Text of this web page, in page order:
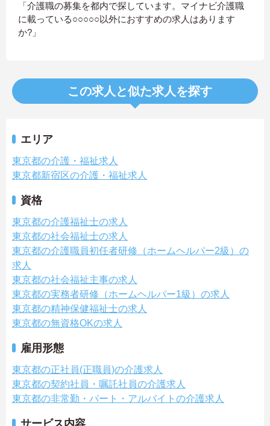
「介護職の募集を都内で探しています。マイナビ介護職
に載っている○○○○○以外におすすめの求人はあります
か?」
この求人と似た求人を探す
エリア
東京都の介護・福祉求人
東京都新宿区の介護・福祉求人
資格
東京都の介護福祉士の求人
東京都の社会福祉士の求人
東京都の介護職員初任者研修（ホームヘルパー2級）の
求人
東京都の社会福祉主事の求人
東京都の実務者研修（ホームヘルパー1級）の求人
東京都の精神保健福祉士の求人
東京都の無資格OKの求人
雇用形態
東京都の正社員(正職員)の介護求人
東京都の契約社員・嘱託社員の介護求人
東京都の非常勤・パート・アルバイトの介護求人